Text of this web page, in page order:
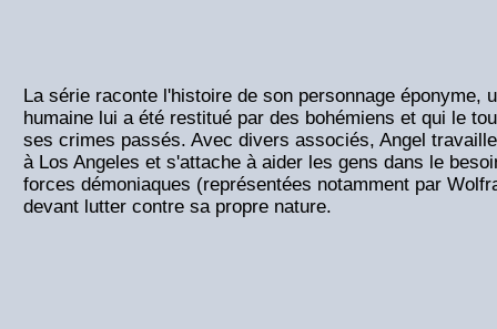
La série raconte l'histoire de son personnage éponyme,
humaine lui a été restitué par des bohémiens et qui le
ses crimes passés. Avec divers associés, Angel
à Los Angeles et s'attache à aider les gens dans le
forces démoniaques (représentées notamment par
devant lutter contre sa propre nature.